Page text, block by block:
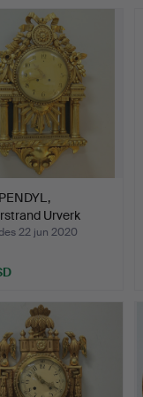
Urverk
…
22 jun 2020